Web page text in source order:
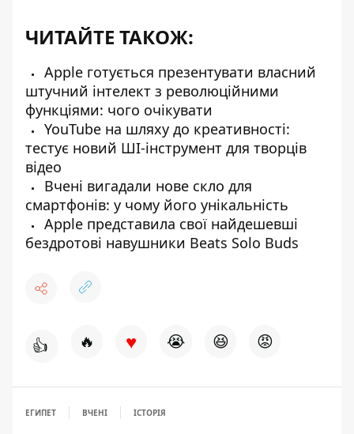
ЧИТАЙТЕ ТАКОЖ:
Apple готується презентувати власний
штучний інтелект з революційними
функціями: чого очікувати
YouTube на шляху до креативності:
тестує новий ШІ-інструмент для творців
відео
Вчені вигадали нове скло для
смартфонів: у чому його унікальність
Apple представила свої найдешевші
бездротові навушники Beats Solo Buds
👍 🔥 ♥ 😭 😆 😡
ЕГИПЕТ ВЧЕНІ ІСТОРІЯ